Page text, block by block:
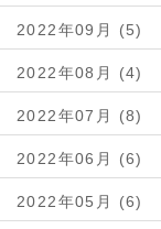
2022年09月 (5)
2022年08月 (4)
2022年07月 (8)
2022年06月 (6)
2022年05月 (6)